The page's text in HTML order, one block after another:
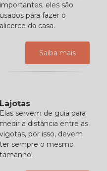
importantes, eles são
usados para fazer o
alicerce da casa.
Saiba mais
Lajotas
Elas servem de guia para
medir a distância entre as
vigotas, por isso, devem
ter sempre o mesmo
tamanho.